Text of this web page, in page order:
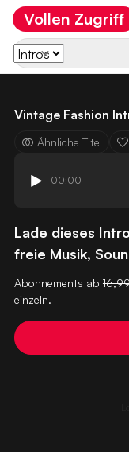
Vollen Zugriff
Vintage Fashion
Ähnliche Titel
00:00
Lade dieses
freie Musik,
Abonnements ab
einzeln.